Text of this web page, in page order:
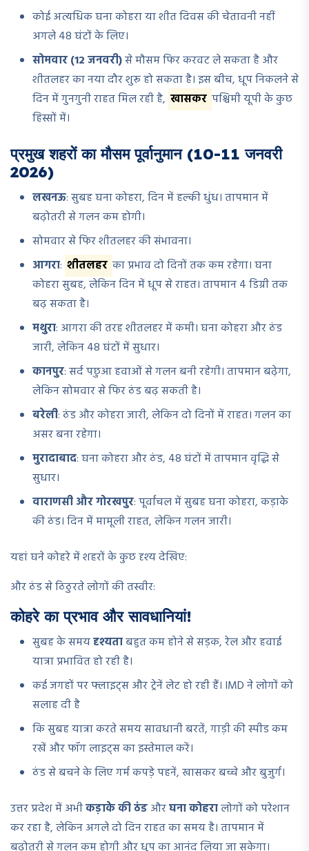
कोई अत्यधिक घना कोहरा या शीत दिवस की चेतावनी नहीं
अगले 48 घंटों के लिए।
सोमवार (12 जनवरी)से मौसम फिर करवट ले सकता है और
शीतलहर का नया दौर शुरू हो सकता है। इस बीच, धूप निकलने से
दिन में गुनगुनी राहत मिल रही है, खासकर पश्चिमी यूपी के कुछ
हिस्सों में।
प्रमुख शहरों का मौसम पूर्वानुमान (10-11 जनवरी
2026)
लखनऊ: सुबह घना कोहरा, दिन में हल्की धुंध। तापमान में
बढ़ोतरी से गलन कम होगी।
सोमवार से फिर शीतलहर की संभावना।
आगरा: शीतलहर का प्रभाव दो दिनों तक कम रहेगा। घना
कोहरा सुबह, लेकिन दिन में धूप से राहत। तापमान 4 डिग्री तक
बढ़ सकता है।
मथुरा: आगरा की तरह शीतलहर में कमी। घना कोहरा और ठंड
जारी, लेकिन 48 घंटों में सुधार।
कानपुर: सर्द पछुआ हवाओं से गलन बनी रहेगी। तापमान बढ़ेगा,
लेकिन सोमवार से फिर ठंड बढ़ सकती है।
बरेली: ठंड और कोहरा जारी, लेकिन दो दिनों में राहत। गलन का
असर बना रहेगा।
मुरादाबाद: घना कोहरा और ठंड, 48 घंटों में तापमान वृद्धि से
सुधार।
वाराणसी और गोरखपुर: पूर्वांचल में सुबह घना कोहरा, कड़ाके
की ठंड। दिन में मामूली राहत, लेकिन गलन जारी।
यहां घने कोहरे में शहरों के कुछ दृश्य देखिए:
और ठंड से ठिठुरते लोगों की तस्वीर:
कोहरे का प्रभाव और सावधानियां!
सुबह के समयदृश्यताबहुत कम होने से सड़क, रेल और हवाई
यात्रा प्रभावित हो रही है।
कई जगहों पर फ्लाइट्स और ट्रेनें लेट हो रही हैं। IMD ने लोगों को
सलाह दी है
कि सुबह यात्रा करते समय सावधानी बरतें, गाड़ी की स्पीड कम
रखें और फॉग लाइट्स का इस्तेमाल करें।
ठंड से बचने के लिए गर्म कपड़े पहनें, खासकर बच्चे और बुजुर्ग।
उत्तर प्रदेश में अभीकड़ाके की ठंडऔरघना कोहरालोगों को परेशान
कर रहा है, लेकिन अगले दो दिन राहत का समय है। तापमान में